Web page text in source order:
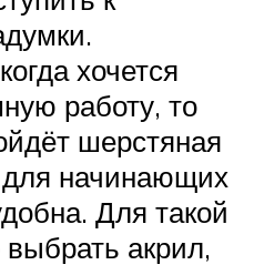
хочется
работу, то
шерстяная
для начинающих
Для такой
акрил,